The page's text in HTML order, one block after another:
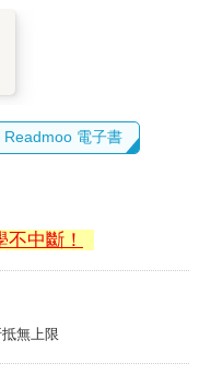
Readmoo 電子書
中斷！
無上限